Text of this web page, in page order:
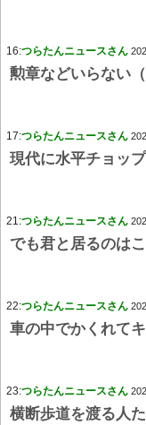
16:つらたんニュースさん
勲章などいらない（
17:つらたんニュースさん
現代に水平チョップ
21:つらたんニュースさん
でも君と居るのは
22:つらたんニュースさん
車の中でかくれて
23:つらたんニュースさん
横断歩道を渡る人